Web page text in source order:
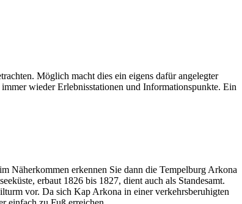
Möglich macht dies ein eigens dafür angelegter
wieder Erlebnisstationen und Informationspunkte. Ein
Näherkommen erkennen Sie dann die Tempelburg Arkona
erbaut 1826 bis 1827, dient auch als Standesamt.
vor. Da sich Kap Arkona in einer verkehrsberuhigten